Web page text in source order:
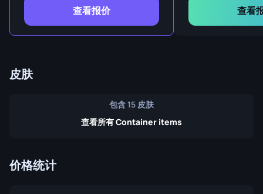
查看报价 查看
皮肤
包含 15 皮肤
查看所有 Container items
价格统计